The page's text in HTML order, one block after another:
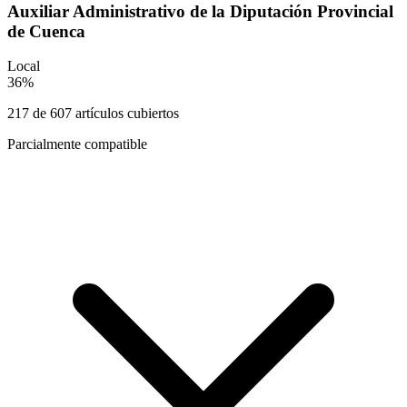
Auxiliar Administrativo de la Diputación Provincial
de Cuenca
Local
36%
217 de 607 artículos cubiertos
Parcialmente compatible